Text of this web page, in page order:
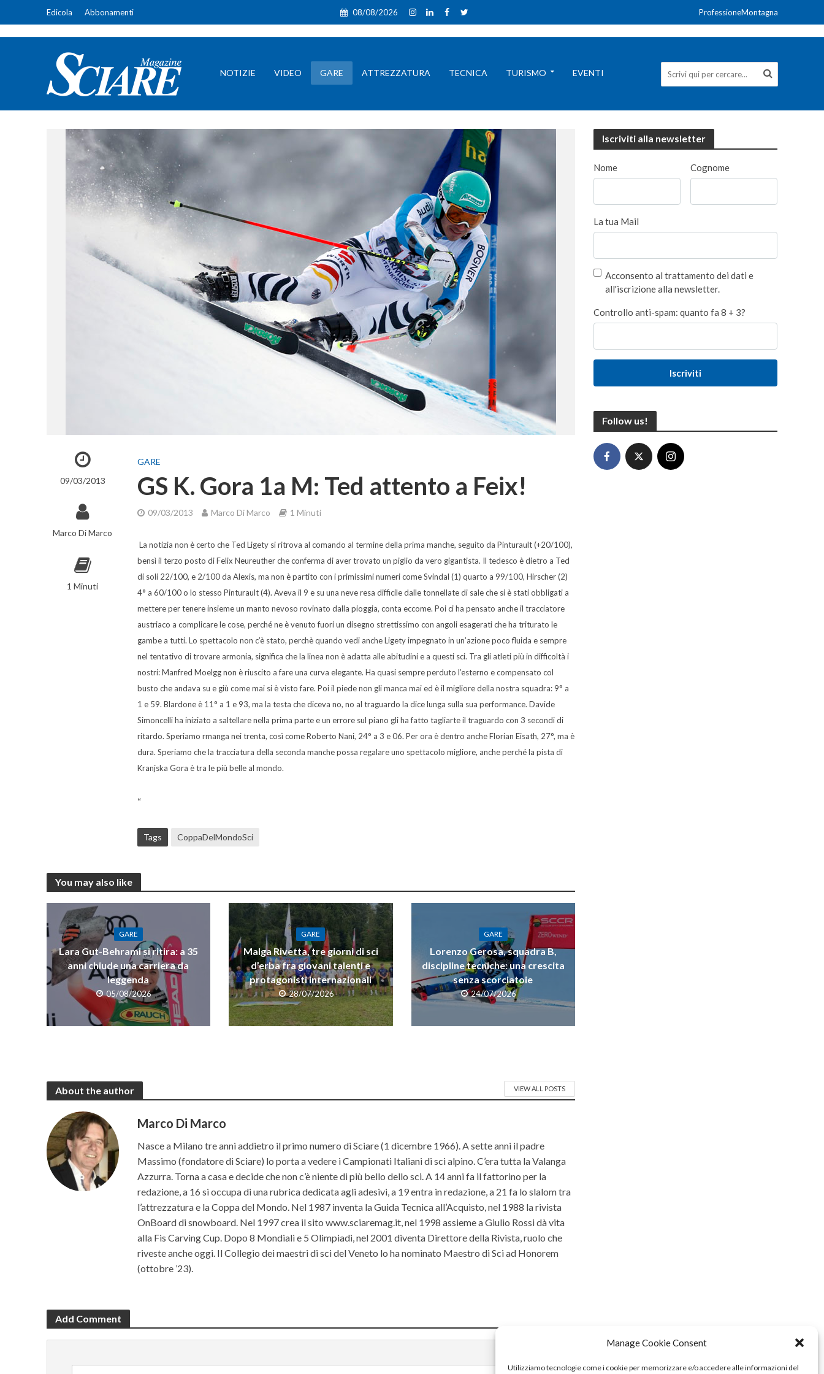
Manage Cookie Consent
Utilizziamo tecnologie come i cookie per memorizzare e/o accedere alle informazioni del
Edicola Abbonamenti ProfessioneMontagna
08/08/2026
NOTIZIE VIDEO GARE ATTREZZATURA TECNICA TURISMO EVENTI
09/03/2013
Marco Di Marco
1 Minuti
GARE
GS K. Gora 1a M: Ted attento a Feix!
09/03/2013 Marco Di Marco 1 Minuti
La notizia non è certo che Ted Ligety si ritrova al comando al termine della prima manche, seguito da Pinturault (+20/100),
bensì il terzo posto di Felix Neureuther che conferma di aver trovato un piglio da vero gigantista. Il tedesco è dietro a Ted
di soli 22/100, e 2/100 da Alexis, ma non è partito con i primissimi numeri come Svindal (1) quarto a 99/100, Hirscher (2)
4° a 60/100 o lo stesso Pinturault (4). Aveva il 9 e su una neve resa difficile dalle tonnellate di sale che si è stati obbligati a
mettere per tenere insieme un manto nevoso rovinato dalla pioggia, conta eccome. Poi ci ha pensato anche il tracciatore
austriaco a complicare le cose, perché ne è venuto fuori un disegno strettissimo con angoli esagerati che ha triturato le
gambe a tutti. Lo spettacolo non c’è stato, perchè quando vedi anche Ligety impegnato in un’azione poco fluida e sempre
nel tentativo di trovare armonia, significa che la linea non è adatta alle abitudini e a questi sci. Tra gli atleti più in difficoltà i
nostri: Manfred Moelgg non è riuscito a fare una curva elegante. Ha quasi sempre perduto l’esterno e compensato col
busto che andava su e giù come mai si è visto fare. Poi il piede non gli manca mai ed è il migliore della nostra squadra: 9° a
1 e 59. Blardone è 11° a 1 e 93, ma la testa che diceva no, no al traguardo la dice lunga sulla sua performance. Davide
Simoncelli ha iniziato a saltellare nella prima parte e un errore sul piano gli ha fatto tagliarte il traguardo con 3 secondi di
ritardo. Speriamo rmanga nei trenta, così come Roberto Nani, 24° a 3 e 06. Per ora è dentro anche Florian Eisath, 27°, ma è
dura. Speriamo che la tracciatura della seconda manche possa regalare uno spettacolo migliore, anche perché la pista di
Kranjska Gora è tra le più belle al mondo.
“
Tags CoppaDelMondoSci
You may also like
GARE
Lara Gut-Behrami si ritira: a 35
anni chiude una carriera da
leggenda
05/08/2026
GARE
Malga Rivetta, tre giorni di sci
d’erba fra giovani talenti e
protagonisti internazionali
28/07/2026
GARE
Lorenzo Gerosa, squadra B,
discipline tecniche: una crescita
senza scorciatoie
24/07/2026
About the author VIEW ALL POSTS
Marco Di Marco
Nasce a Milano tre anni addietro il primo numero di Sciare (1 dicembre 1966). A sette anni il padre
Massimo (fondatore di Sciare) lo porta a vedere i Campionati Italiani di sci alpino. C’era tutta la Valanga
Azzurra. Torna a casa e decide che non c’è niente di più bello dello sci. A 14 anni fa il fattorino per la
redazione, a 16 si occupa di una rubrica dedicata agli adesivi, a 19 entra in redazione, a 21 fa lo slalom tra
l’attrezzatura e la Coppa del Mondo. Nel 1987 inventa la Guida Tecnica all’Acquisto, nel 1988 la rivista
OnBoard di snowboard. Nel 1997 crea il sito www.sciaremag.it, nel 1998 assieme a Giulio Rossi dà vita
alla Fis Carving Cup. Dopo 8 Mondiali e 5 Olimpiadi, nel 2001 diventa Direttore della Rivista, ruolo che
riveste anche oggi. Il Collegio dei maestri di sci del Veneto lo ha nominato Maestro di Sci ad Honorem
(ottobre ’23).
Add Comment
Iscriviti alla newsletter
Nome Cognome
La tua Mail
Acconsento al trattamento dei dati e
all'iscrizione alla newsletter.
Controllo anti-spam: quanto fa 8 + 3?
Iscriviti
Follow us!